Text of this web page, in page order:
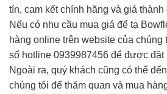
tín, cam kết chính hãng và giá
Nếu có nhu cầu mua giá để tạ
hàng online trên website của chúng
số hotline 0939987456 để được đặt
Ngoài ra, quý khách cũng có thể
chúng tôi để thăm quan và mua